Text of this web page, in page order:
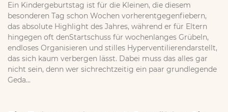
Ein Kindergeburtstag ist für die Kleinen, die diesem
besonderen Tag schon Wochen vorherentgegenfiebern,
das absolute Highlight des Jahres, während er für Eltern
hingegen oft denStartschuss für wochenlanges Grübeln,
endloses Organisieren und stilles Hyperventilierendarstellt,
das sich kaum verbergen lässt. Dabei muss das alles gar
nicht sein, denn wer sichrechtzeitig ein paar grundlegende
Geda...